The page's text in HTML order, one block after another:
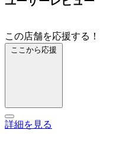
この店舗を応援する！
ここから応援
詳細を見る